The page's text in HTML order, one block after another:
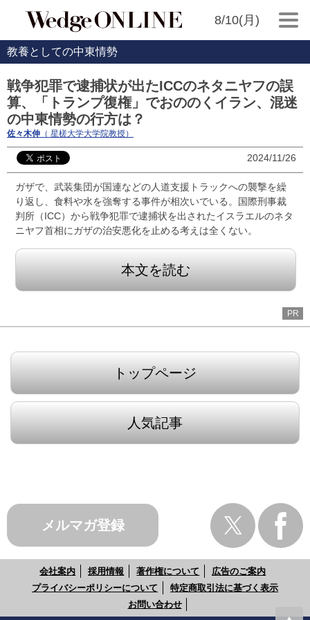
8/10(月)
教養としての中東情勢
戦争犯罪で逮捕状が出たICCのネタニヤフの誤
算、「トランプ復権」でおののくイラン、混迷
の中東情勢の行方は？
佐々木伸 （ 星槎大学大学院教授）
2024/11/26
ガザで、武装集団が国連などの人道支援トラックへの襲撃を繰
り返し、食料や水を強奪する事件が相次いでいる。国際刑事裁
判所（ICC）から戦争犯罪で逮捕状を出されたイスラエルのネタ
ニヤフ首相にガザの治安悪化を止める考えは全くない。
本文を読む
PR
トップページ
人気記事
メルマガ登録
会社案内 採用情報 著作権について
広告のご案内
プライバシーポリシーについて
特定商取引法に基づく表示
お問い合わせ